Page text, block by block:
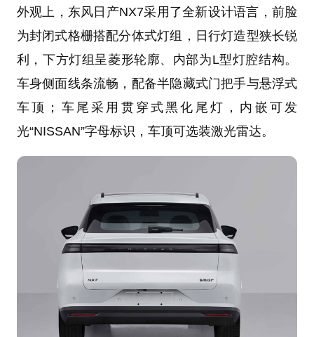
外观上，东风日产NX7采用了全新设计语言，前脸
为封闭式格栅搭配分体式灯组，日行灯造型狭长锐
利，下方灯组呈菱形轮廓、内部为L型灯腔结构。
车身侧面线条流畅，配备半隐藏式门把手与悬浮式
车顶；车尾采用贯穿式黑化尾灯，内嵌可发
光“NISSAN”字母标识，车顶可选装激光雷达。